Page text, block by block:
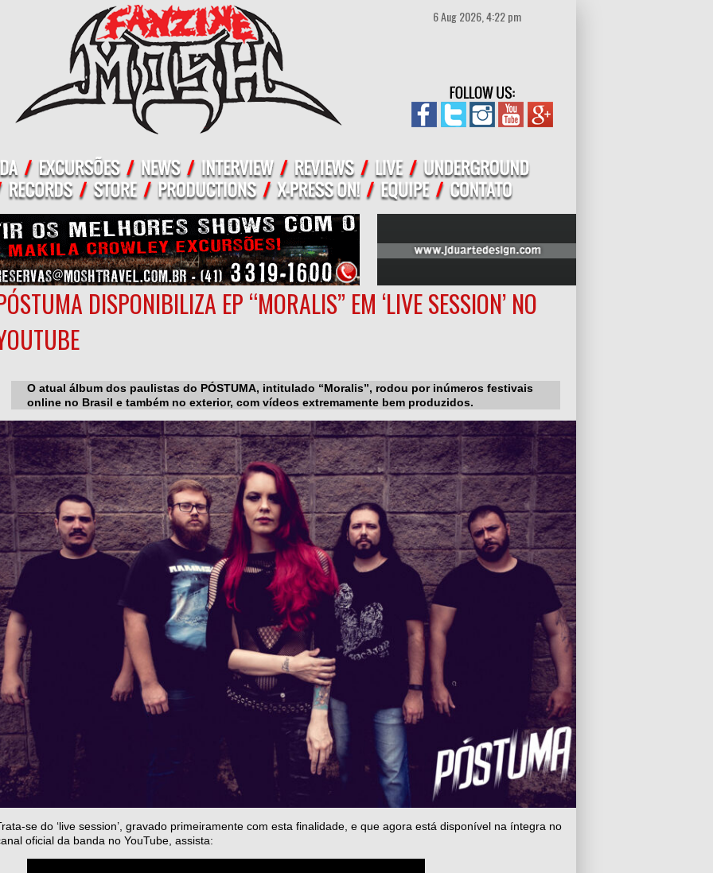
6 Aug 2026, 4:22 pm
DISPONIBILIZA EP “MORALIS” EM ‘LIVE SESSION’ NO
O atual álbum dos paulistas do PÓSTUMA, intitulado “Moralis”, rodou por inúmeros festivais
online no Brasil e também no exterior, com vídeos extremamente bem produzidos.
se do ‘live session’, gravado primeiramente com esta finalidade, e que agora está disponível na íntegra no
oficial da banda no YouTube, assista: